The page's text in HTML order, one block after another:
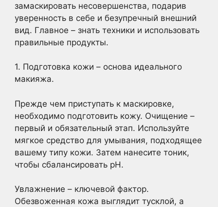
замаскировать несовершенства, подарив
уверенность в себе и безупречный внешний
вид. Главное – знать техники и использовать
правильные продукты.
1. Подготовка кожи – основа идеального
макияжа.
Прежде чем приступать к маскировке,
необходимо подготовить кожу. Очищение –
первый и обязательный этап. Используйте
мягкое средство для умывания, подходящее
вашему типу кожи. Затем нанесите тоник,
чтобы сбалансировать pH.
Увлажнение – ключевой фактор.
Обезвоженная кожа выглядит тусклой, а